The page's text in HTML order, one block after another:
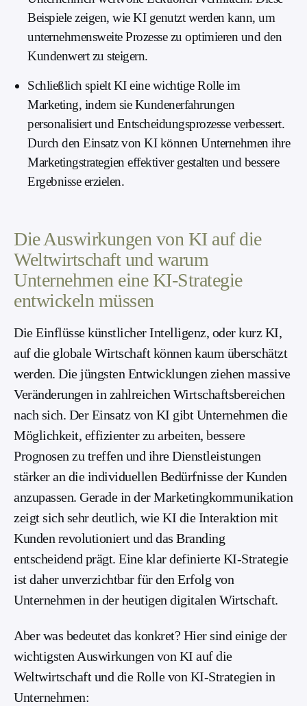
Beispiele zeigen, wie KI genutzt werden kann, um
unternehmensweite Prozesse zu optimieren und den
Kundenwert zu steigern.
Schließlich spielt KI eine wichtige Rolle im
Marketing, indem sie Kundenerfahrungen
personalisiert und Entscheidungsprozesse verbessert.
Durch den Einsatz von KI können Unternehmen ihre
Marketingstrategien effektiver gestalten und bessere
Ergebnisse erzielen.
Die Auswirkungen von KI auf die
Weltwirtschaft und warum
Unternehmen eine KI-Strategie
entwickeln müssen
Die Einflüsse künstlicher Intelligenz, oder kurz KI,
auf die globale Wirtschaft können kaum überschätzt
werden. Die jüngsten Entwicklungen ziehen massive
Veränderungen in zahlreichen Wirtschaftsbereichen
nach sich. Der Einsatz von KI gibt Unternehmen die
Möglichkeit, effizienter zu arbeiten, bessere
Prognosen zu treffen und ihre Dienstleistungen
stärker an die individuellen Bedürfnisse der Kunden
anzupassen. Gerade in der Marketingkommunikation
zeigt sich sehr deutlich, wie KI die Interaktion mit
Kunden revolutioniert und das Branding
entscheidend prägt. Eine klar definierte KI-Strategie
ist daher unverzichtbar für den Erfolg von
Unternehmen in der heutigen digitalen Wirtschaft.
Aber was bedeutet das konkret? Hier sind einige der
wichtigsten Auswirkungen von KI auf die
Weltwirtschaft und die Rolle von KI-Strategien in
Unternehmen: